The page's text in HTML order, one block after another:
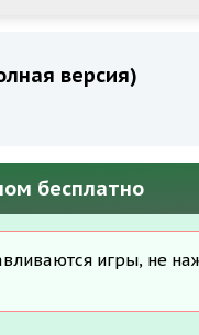
версия)
бесплатно
игры, не